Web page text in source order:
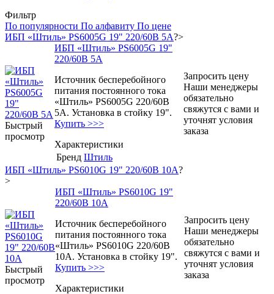
Фильтр
По популярности По алфавиту По цене
ИБП «Штиль» PS6005G 19" 220/60В 5А?>
Быстрый
просмотр
ИБП «Штиль» PS6005G 19"
220/60В 5А
Источник бесперебойного
питания постоянного тока
«Штиль» PS6005G 220/60В
5А. Установка в стойку 19".
Купить >>>
Характеристики
Бренд Штиль
Запросить цену
Наши менеджеры
обязательно
свяжутся с вами и
уточнят условия
заказа
ИБП «Штиль» PS6010G 19" 220/60В 10А?
>
Быстрый
просмотр
ИБП «Штиль» PS6010G 19"
220/60В 10А
Источник бесперебойного
питания постоянного тока
«Штиль» PS6010G 220/60В
10А. Установка в стойку 19".
Купить >>>
Характеристики
Запросить цену
Наши менеджеры
обязательно
свяжутся с вами и
уточнят условия
заказа